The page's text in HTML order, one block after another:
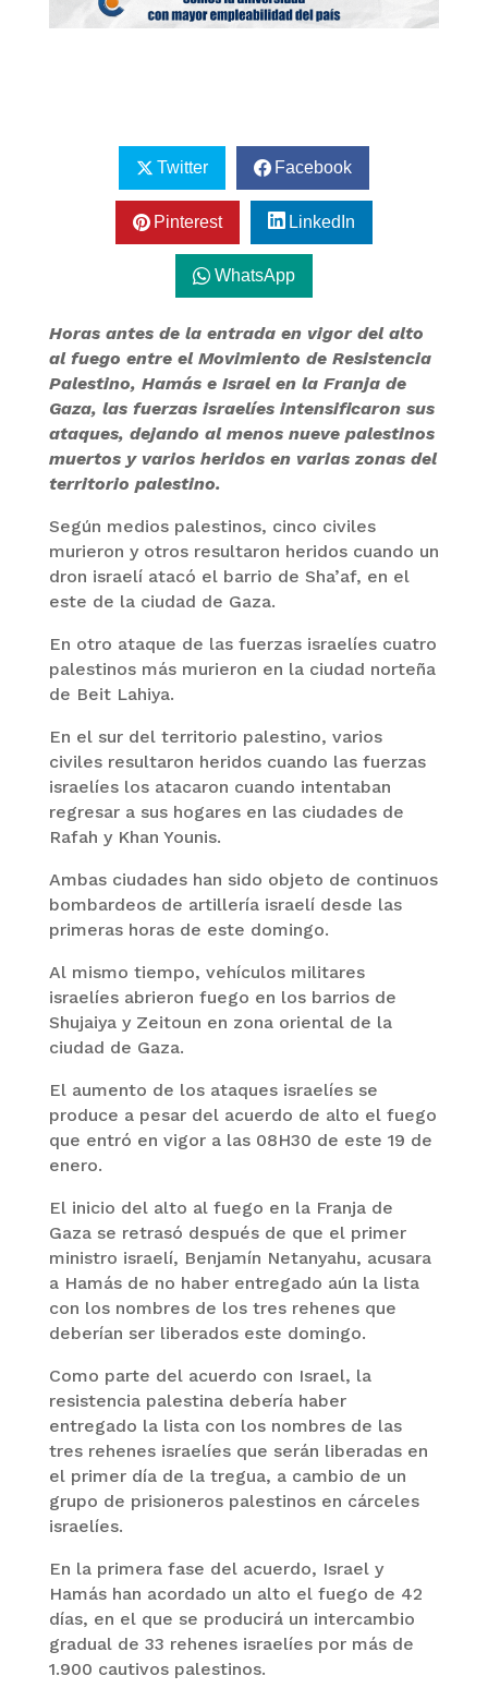
Twitter Facebook
Pinterest LinkedIn
WhatsApp
Horas antes de la entrada en vigor del alto
al fuego entre el Movimiento de Resistencia
Palestino, Hamás e Israel en la Franja de
Gaza, las fuerzas israelíes intensificaron sus
ataques, dejando al menos nueve palestinos
muertos y varios heridos en varias zonas del
territorio palestino.
Según medios palestinos, cinco civiles
murieron y otros resultaron heridos cuando un
dron israelí atacó el barrio de Sha’af, en el
este de la ciudad de Gaza.
En otro ataque de las fuerzas israelíes cuatro
palestinos más murieron en la ciudad norteña
de Beit Lahiya.
En el sur del territorio palestino, varios
civiles resultaron heridos cuando las fuerzas
israelíes los atacaron cuando intentaban
regresar a sus hogares en las ciudades de
Rafah y Khan Younis.
Ambas ciudades han sido objeto de continuos
bombardeos de artillería israelí desde las
primeras horas de este domingo.
Al mismo tiempo, vehículos militares
israelíes abrieron fuego en los barrios de
Shujaiya y Zeitoun en zona oriental de la
ciudad de Gaza.
El aumento de los ataques israelíes se
produce a pesar del acuerdo de alto el fuego
que entró en vigor a las 08H30 de este 19 de
enero.
El inicio del alto al fuego en la Franja de
Gaza se retrasó después de que el primer
ministro israelí, Benjamín Netanyahu, acusara
a Hamás de no haber entregado aún la lista
con los nombres de los tres rehenes que
deberían ser liberados este domingo.
Como parte del acuerdo con Israel, la
resistencia palestina debería haber
entregado la lista con los nombres de las
tres rehenes israelíes que serán liberadas en
el primer día de la tregua, a cambio de un
grupo de prisioneros palestinos en cárceles
israelíes.
En la primera fase del acuerdo, Israel y
Hamás han acordado un alto el fuego de 42
días, en el que se producirá un intercambio
gradual de 33 rehenes israelíes por más de
1.900 cautivos palestinos.